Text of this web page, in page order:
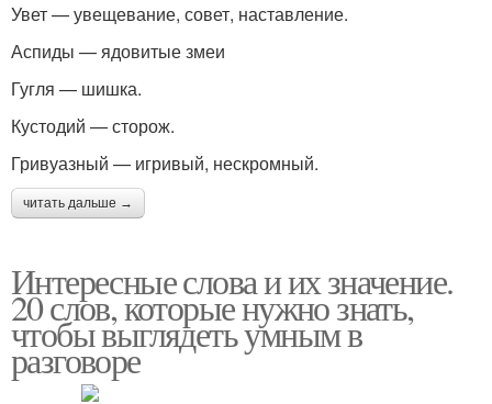
Увет — увещевание, совет, наставление.
Аспиды — ядовитые змеи
Гугля — шишка.
Кустодий — сторож.
Гривуазный — игривый, нескромный.
читать дальше →
Интересные слова и их значение.
20 слов, которые нужно знать,
чтобы выглядеть умным в
разговоре